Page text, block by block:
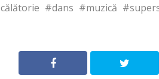
călătorie dans muzică